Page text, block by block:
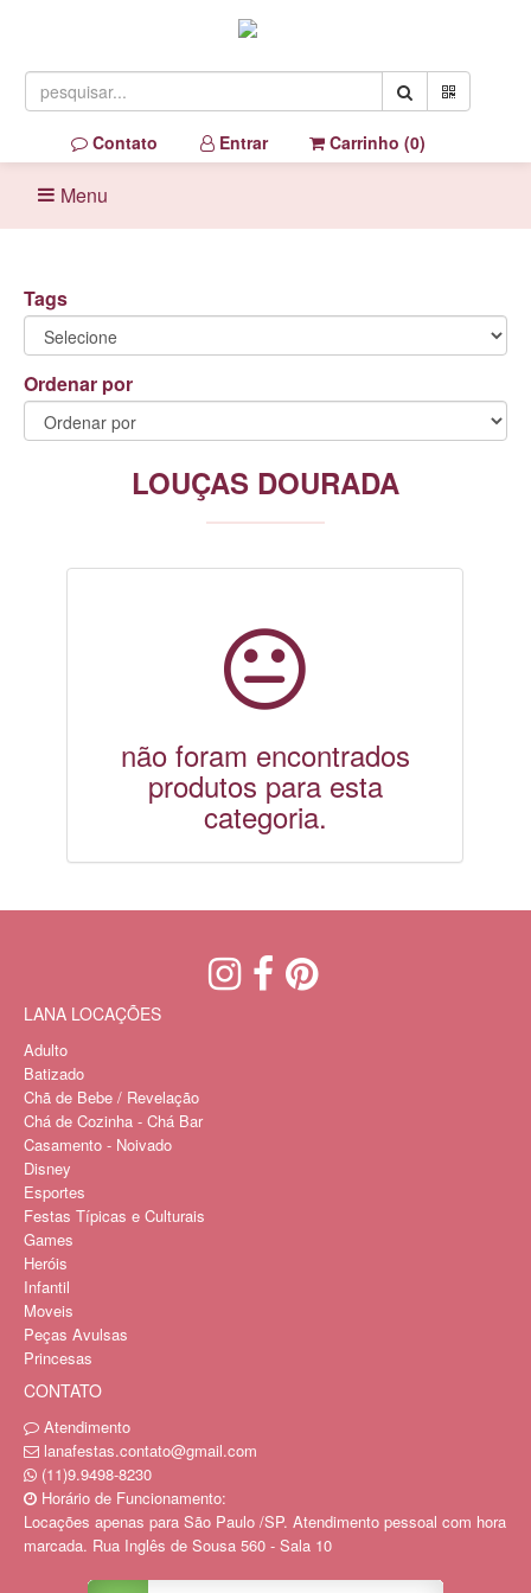
Contato Entrar Carrinho (0)
Menu
Tags
Ordenar por
LOUÇAS DOURADA
não foram encontrados
produtos para esta
categoria.
LANA LOCAÇÕES
Adulto
Batizado
Chã de Bebe / Revelação
Chá de Cozinha - Chá Bar
Casamento - Noivado
Disney
Esportes
Festas Típicas e Culturais
Games
Heróis
Infantil
Moveis
Peças Avulsas
Princesas
CONTATO
Atendimento
lanafestas.contato@gmail.com
(11)9.9498-8230
Horário de Funcionamento:
Locações apenas para São Paulo /SP. Atendimento pessoal com hora
marcada. Rua Inglês de Sousa 560 - Sala 10